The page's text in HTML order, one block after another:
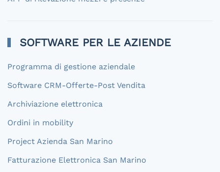
SOFTWARE PER LE AZIENDE
Programma di gestione aziendale
Software CRM-Offerte-Post Vendita
Archiviazione elettronica
Ordini in mobility
Project Azienda San Marino
Fatturazione Elettronica San Marino